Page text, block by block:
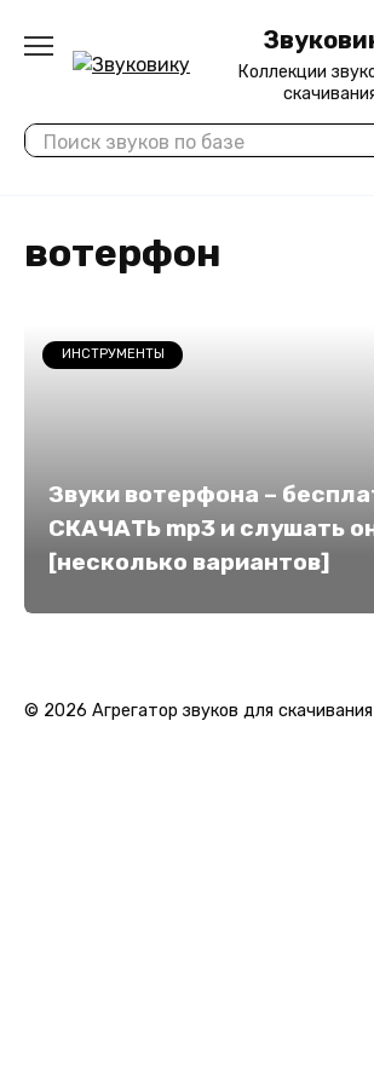
содержанию
Коллекции
вотерфон
ИНСТРУМЕНТЫ
Звуки вотерфона –
СКАЧАТЬ mp3 и слушать
[несколько вариантов]
© 2026 Агрегатор звуков для скачивания